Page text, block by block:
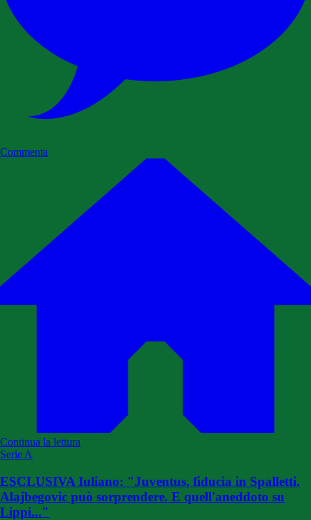
Commenta
Continua la lettura
Serie A
ESCLUSIVA Iuliano: "Juventus, fiducia in Spalletti.
Alajbegovic può sorprendere. E quell'aneddoto su
Lippi..."